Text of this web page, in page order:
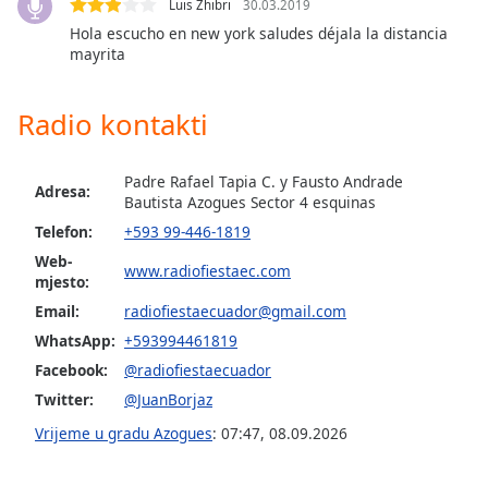
Font
Done
Dialog
dialog
window.
Luis Zhibri 30.03.2019
Hola escucho en new york saludes déjala la distancia
mayrita
Radio kontakti
Adresa:
Padre Rafael Tapia C. y Fausto Andrade
Bautista Azogues Sector 4 esquinas
Telefon:
+593 99-446-1819
Web-
mjesto:
www.radiofiestaec.com
Email:
radiofiestaecuador@gmail.com
WhatsApp: +593994461819
Facebook:
@radiofiestaecuador
Twitter:
@JuanBorjaz
Vrijeme u gradu Azogues: 07:47, 08.09.2026